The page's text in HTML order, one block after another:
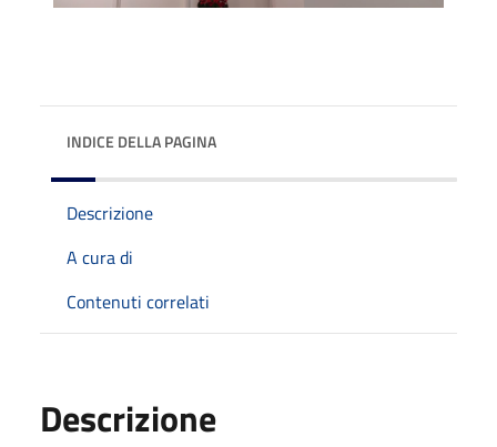
INDICE DELLA PAGINA
Descrizione
A cura di
Contenuti correlati
Descrizione